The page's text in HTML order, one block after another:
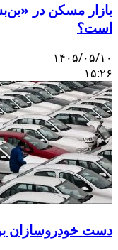
مسکن در
۰۵/۱۰
خودروسازان